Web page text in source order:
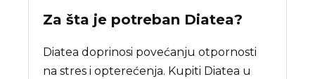
Za šta je potreban Diatea?
Diatea doprinosi povećanju otpornosti
na stres i opterećenja. Kupiti Diatea u